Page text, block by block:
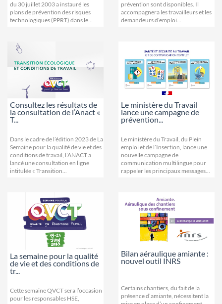
du 30 juillet 2003 a instauré les
plans de prévention des risques
technologiques (PPRT) dans le...
prévention sont disponibles. Il
accompagnera les travailleurs et les
demandeurs d’emploi...
Consultez les résultats de
la consultation de l’Anact «
T...
Dans le cadre de l’édition 2023 de La
Semaine pour la qualité de vie et des
conditions de travail, l’ANACT a
lancé une consultation en ligne
intitulée « Transition...
Le ministère du Travail
lance une campagne de
prévention...
Le ministère du Travail, du Plein
emploi et de l’Insertion, lance une
nouvelle campagne de
communication multilingue pour
rappeler les principaux messages...
La semaine pour la qualité
de vie et des conditions de
tr...
Cette semaine QVCT sera l’occasion
pour les responsables HSE,
Bilan aéraulique amiante :
nouvel outil INRS
Certains chantiers, du fait de la
présence d’amiante, nécessitent la